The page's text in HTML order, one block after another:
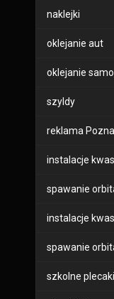
naklejki
oklejanie aut
oklejanie
szyldy
reklama
instalacje
spawanie
instalacje
spawanie
szkolne